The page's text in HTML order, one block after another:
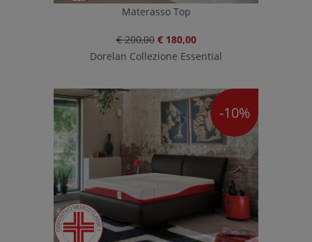
Materasso Top
€ 200,00 € 180,00
Dorelan Collezione Essential
-10%